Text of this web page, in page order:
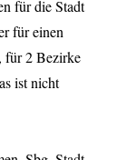
für die Stadt
für einen
für 2 Bezirke
ist nicht